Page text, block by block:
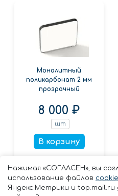
Монолитный
поликарбонат 2 мм
прозрачный
8 000 ₽
шт
В корзину
Нажимая «СОГЛАСЕН», вы
использование файлов
Яндекс.Метрики и top.mail.ru